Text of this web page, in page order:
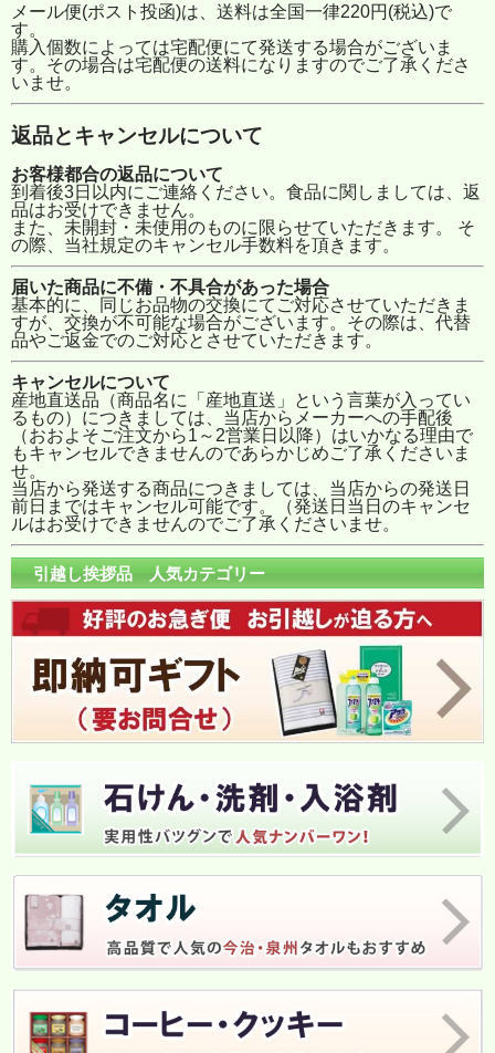
メール便(ポスト投函)は、送料は全国一律220円(税込)で
す。
購入個数によっては宅配便にて発送する場合がございま
す。その場合は宅配便の送料になりますのでご了承くださ
いませ。
返品とキャンセルについて
お客様都合の返品について
到着後3日以内にご連絡ください。食品に関しましては、返
品はお受けできません。
また、未開封・未使用のものに限らせていただきます。 そ
の際、当社規定のキャンセル手数料を頂きます。
届いた商品に不備・不具合があった場合
基本的に、同じお品物の交換にてご対応させていただきま
すが、交換が不可能な場合がございます。その際は、代替
品やご返金でのご対応とさせていただきます。
キャンセルについて
産地直送品（商品名に「産地直送」という言葉が入ってい
るもの）につきましては、当店からメーカーへの手配後
（おおよそご注文から1～2営業日以降）はいかなる理由で
もキャンセルできませんのであらかじめご了承くださいま
せ。
当店から発送する商品につきましては、当店からの発送日
前日まではキャンセル可能です。（発送日当日のキャンセ
ルはお受けできませんのでご了承くださいませ。
引越し挨拶品 人気カテゴリー